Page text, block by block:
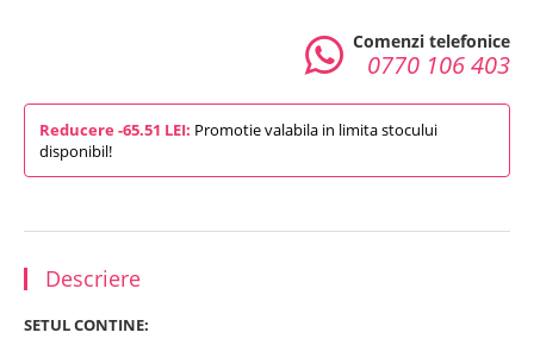
Comenzi telefonice
0770 106 403
Reducere -65.51 LEI: Promotie valabila in limita stocului
disponibil!
Descriere
SETUL CONTINE: